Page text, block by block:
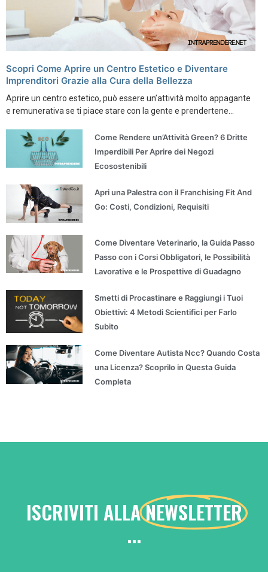
Scopri Come Aprire un Centro Estetico e Diventare
Imprenditori Grazie alla Cura della Bellezza
Aprire un centro estetico, può essere un’attività molto appagante
e remunerativa se ti piace stare con la gente e prendertene...
Come Rendere un’Attività Green? 6 Dritte
Imperdibili Per Aprire dei Negozi
Ecosostenibili
Apri una Palestra con il Franchising Fit And
Go: Costi, Condizioni, Requisiti
Come Diventare Veterinario, la Guida Passo
Passo con i Corsi Obbligatori, le Possibilità
Lavorative e le Prospettive di Guadagno
Smetti di Procastinare e Raggiungi i Tuoi
Obiettivi: 4 Metodi Scientifici per Farlo
Subito
Come Diventare Autista Ncc? Quando Costa
una Licenza? Scoprilo in Questa Guida
Completa
ISCRIVITI ALLANEWSLETTER
...